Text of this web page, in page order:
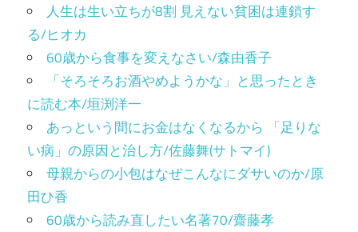
人生は生い立ちが8割 見えない貧困は連鎖す
る/ヒオカ
60歳から食事を変えなさい/森由香子
「そろそろお酒やめようかな」と思ったとき
に読む本/垣渕洋一
あっという間にお金はなくなるから 「足りな
い病」の原因と治し方/佐藤舞(サトマイ)
母親からの小包はなぜこんなにダサいのか/原
田ひ香
60歳から読み直したい名著70/齋藤孝